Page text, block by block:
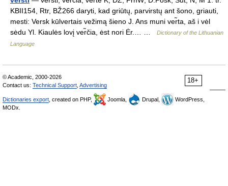
KBII154, Rtr, BŽ266 daryti, kad griūtų, parvirstų ant šono, griauti,
mesti: Versk kūlvertais vežimą šieno J. Ans muni ver̃ta, aš i vėl
sėdu Yl. Kiaulės lovį ver̃čia, ėst nori Ėr.… …
Dictionary of the Lithuanian
Language
18+
© Academic, 2000-2026
Contact us: Technical Support Advertising
Dictionaries export , created on PHP, Joomla, Drupal,
WordPress,
MODx.